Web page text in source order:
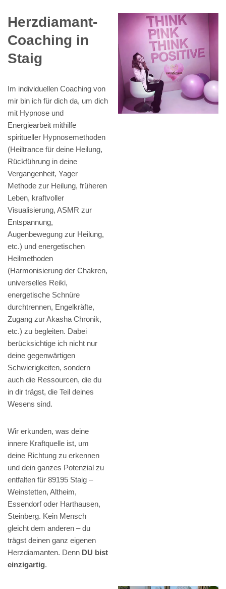
Herzdiamant-
Coaching in
Staig
Im individuellen Coaching von
mir bin ich für dich da, um dich
mit Hypnose und
Energiearbeit mithilfe
spiritueller Hypnosemethoden
(Heiltrance für deine Heilung,
Rückführung in deine
Vergangenheit, Yager
Methode zur Heilung, früheren
Leben, kraftvoller
Visualisierung, ASMR zur
Entspannung,
Augenbewegung zur Heilung,
etc.) und energetischen
Heilmethoden
(Harmonisierung der Chakren,
universelles Reiki,
energetische Schnüre
durchtrennen, Engelkräfte,
Zugang zur Akasha Chronik,
etc.) zu begleiten. Dabei
berücksichtige ich nicht nur
deine gegenwärtigen
Schwierigkeiten, sondern
auch die Ressourcen, die du
in dir trägst, die Teil deines
Wesens sind.
Wir erkunden, was deine
innere Kraftquelle ist, um
deine Richtung zu erkennen
und dein ganzes Potenzial zu
entfalten für 89195 Staig –
Weinstetten, Altheim,
Essendorf oder Harthausen,
Steinberg. Kein Mensch
gleicht dem anderen – du
trägst deinen ganz eigenen
Herzdiamanten. Denn DU bist
einzigartig.